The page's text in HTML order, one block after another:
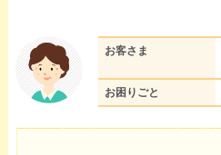
お客さま
お困りごと